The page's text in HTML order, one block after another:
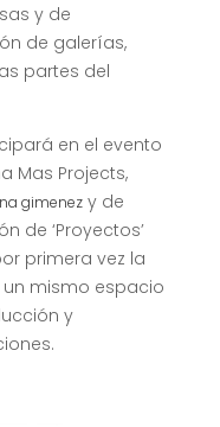
y de
de galerías,
partes del
en el evento
Mas Projects,
gimenezy de
de ‘Proyectos’
primera vez la
mismo espacio
y